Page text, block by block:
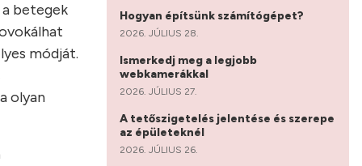
a betegek
módját.
olyan
Hogyan építsünk számítógépet?
2026. JÚLIUS 28.
Ismerkedj meg a legjobb
webkamerákkal
2026. JÚLIUS 27.
A tetőszigetelés jelentése és szerepe
az épületeknél
2026. JÚLIUS 26.